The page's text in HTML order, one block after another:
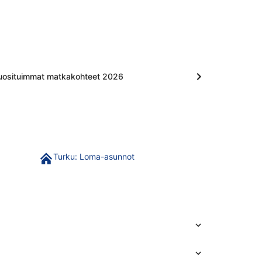
matkakohteet 2026
Turku: Loma-asunnot